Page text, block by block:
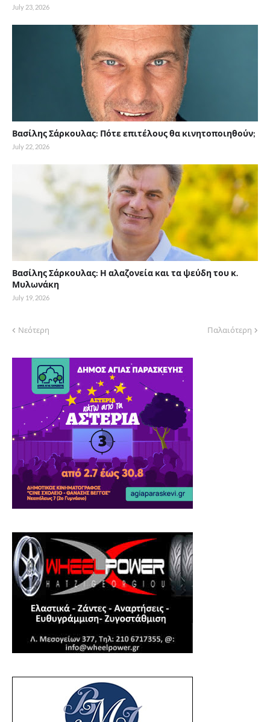
July 23, 2026
Βασίλης Σάρκουλας: Πότε επιτέλους θα κινητοποιηθούν;
July 22, 2026
Βασίλης Σάρκουλας: Η αλαζονεία και τα ψεύδη του κ.
Μυλωνάκη
July 19, 2026
Νεότερη Παλαιότερη